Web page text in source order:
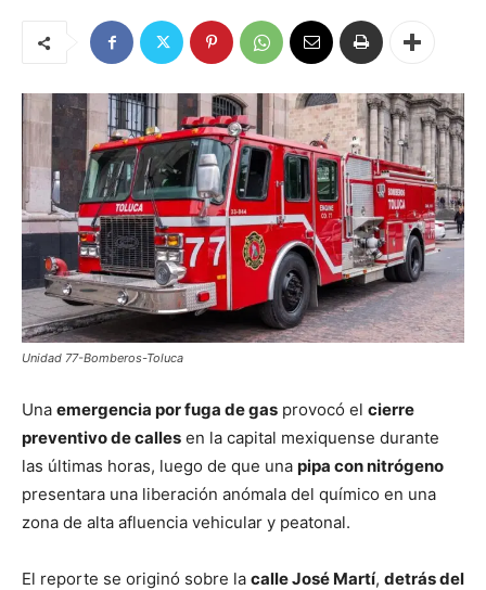
Unidad 77-Bomberos-Toluca
Una emergencia por fuga de gas provocó el cierre
preventivo de calles en la capital mexiquense durante
las últimas horas, luego de que una pipa con nitrógeno
presentara una liberación anómala del químico en una
zona de alta afluencia vehicular y peatonal.
El reporte se originó sobre la calle José Martí, detrás del